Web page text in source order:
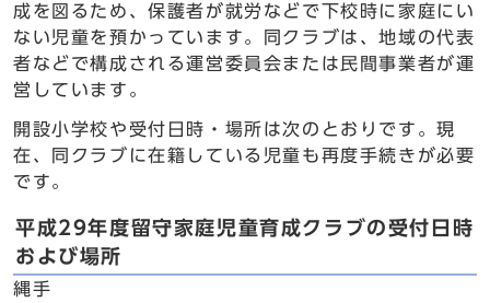
成を図るため、保護者が就労などで下校時に家庭にい
ない児童を預かっています。同クラブは、地域の代表
者などで構成される運営委員会または民間事業者が運
営しています。
開設小学校や受付日時・場所は次のとおりです。現
在、同クラブに在籍している児童も再度手続きが必要
です。
平成29年度留守家庭児童育成クラブの受付日時
および場所
縄手